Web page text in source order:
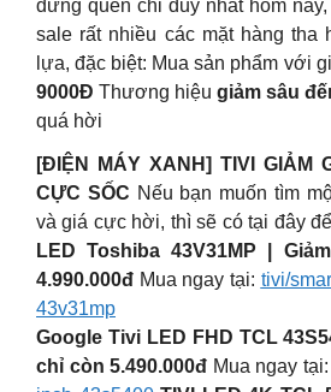
đừng quên chỉ duy nhất hôm
sale rất nhiều các mặt hàng tha
lựa, đặc biệt: Mua sản phẩm với
9000Đ Thương hiệu giảm sâu
quá hời
[ĐIỆN MÁY XANH] TIVI GIẢM
CỰC SỐC Nếu bạn muốn tìm
và giá cực hời, thì sẽ có tại đây
LED Toshiba 43V31MP |
4.990.000đ Mua ngay tại: tivi/
43v31mp
Google Tivi LED FHD TCL
chỉ còn 5.490.000đ Mua ngay